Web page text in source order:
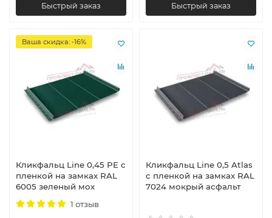
Быстрый заказ Быстрый заказ
Ваша скидка: -16%
Кликфальц Line 0,45 PE с
пленкой на замках RAL
6005 зеленый мох
1 отзыв
Кликфальц Line 0,5 Atlas
с пленкой на замках RAL
7024 мокрый асфальт